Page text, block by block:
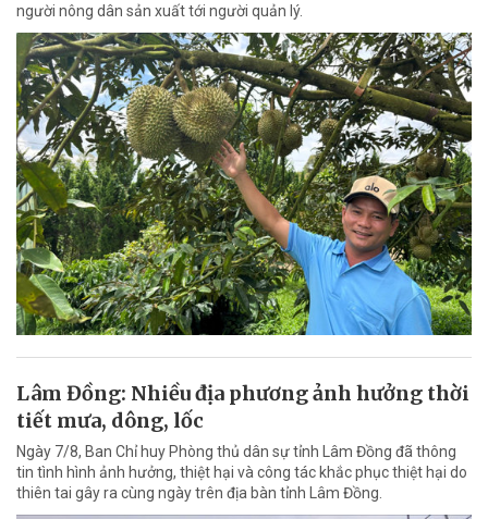
người nông dân sản xuất tới người quản lý.
Lâm Đồng: Nhiều địa phương ảnh hưởng thời
tiết mưa, dông, lốc
Ngày 7/8, Ban Chỉ huy Phòng thủ dân sự tỉnh Lâm Đồng đã thông
tin tình hình ảnh hưởng, thiệt hại và công tác khắc phục thiệt hại do
thiên tai gây ra cùng ngày trên địa bàn tỉnh Lâm Đồng.